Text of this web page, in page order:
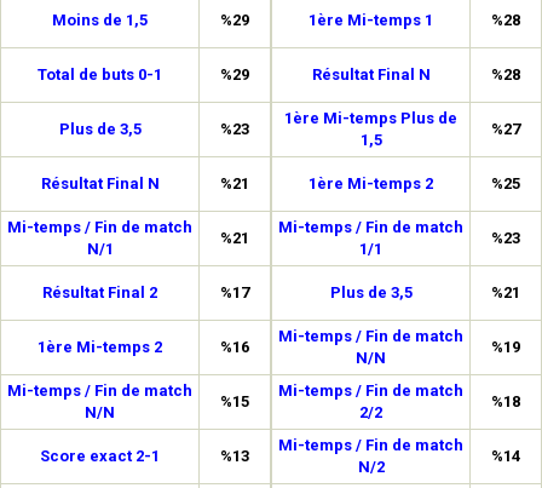
Moins de 1,5 %29
Total de buts 0-1 %29
Plus de 3,5 %23
Résultat Final N %21
Mi-temps / Fin de match
N/1
%21
Résultat Final 2 %17
1ère Mi-temps 2 %16
Mi-temps / Fin de match
N/N
%15
Score exact 2-1 %13
1ère Mi-temps 1 %28
Résultat Final N %28
1ère Mi-temps Plus de
1,5
%27
1ère Mi-temps 2 %25
Mi-temps / Fin de match
1/1
%23
Plus de 3,5 %21
Mi-temps / Fin de match
N/N
%19
Mi-temps / Fin de match
2/2
%18
Mi-temps / Fin de match
N/2
%14